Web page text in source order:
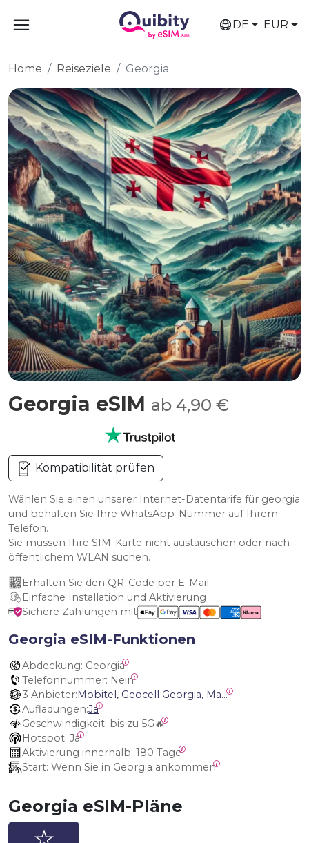
DE EUR
Home Reiseziele Georgia
Georgia eSIM ab 4,90 €
Kompatibilität prüfen
Wählen Sie einen unserer Internet-Datentarife für georgia
und behalten Sie Ihre WhatsApp-Nummer auf Ihrem
Telefon.
Sie müssen Ihre SIM-Karte nicht austauschen oder nach
öffentlichem WLAN suchen.
Erhalten Sie den QR-Code per E-Mail
Einfache Installation und Aktivierung
Sichere Zahlungen mit
Georgia eSIM-Funktionen
Abdeckung: Georgia
Telefonnummer: Nein
3 Anbieter:
Mobitel, Geocell Georgia, Magti Georgia
Aufladungen:Ja
Geschwindigkeit: bis zu 5G🔥
Hotspot: Ja
Aktivierung innerhalb: 180 Tage
Start: Wenn Sie in Georgia ankommen
Georgia eSIM-Pläne